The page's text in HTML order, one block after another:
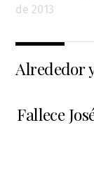
de 2013
Alrededor
Fallece